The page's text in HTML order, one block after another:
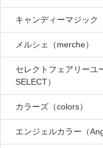
キャンディーマジック
メルシェ（merche）
セレクトフェアリーユ
SELECT）
カラーズ（colors）
エンジェルカラー（